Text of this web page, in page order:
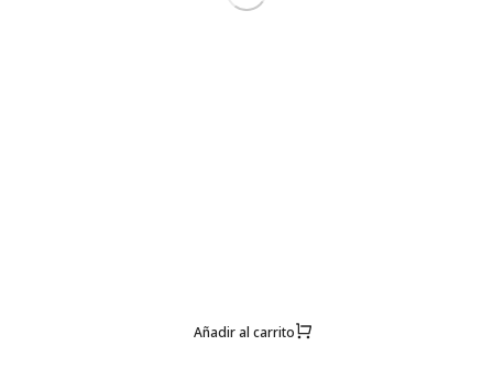
Añadir al carrito